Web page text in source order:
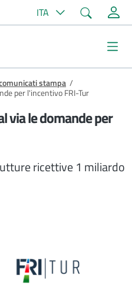
ITA Cerca
stampa /
per l'incentivo FRI-Tur
via le domande per
ricettive 1 miliardo